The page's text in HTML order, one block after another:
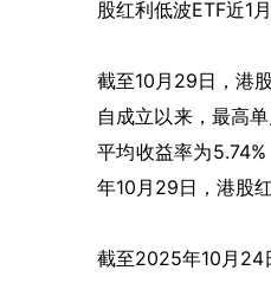
股红利低波ETF近1
截至10月 29日，港
自成立以来，最高
平均收益率为5.74%
年10月 29日，港股
截至2025年10月 24